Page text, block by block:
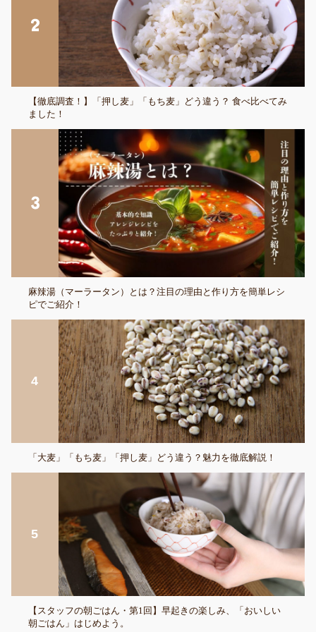
【徹底調査！】「押し麦」「もち麦」どう違う？ 食べ比べてみ
ました！
麻辣湯（マーラータン）とは？注目の理由と作り方を簡単レシ
ピでご紹介！
「大麦」「もち麦」「押し麦」どう違う？魅力を徹底解説！
【スタッフの朝ごはん・第1回】早起きの楽しみ、「おいしい
朝ごはん」はじめよう。